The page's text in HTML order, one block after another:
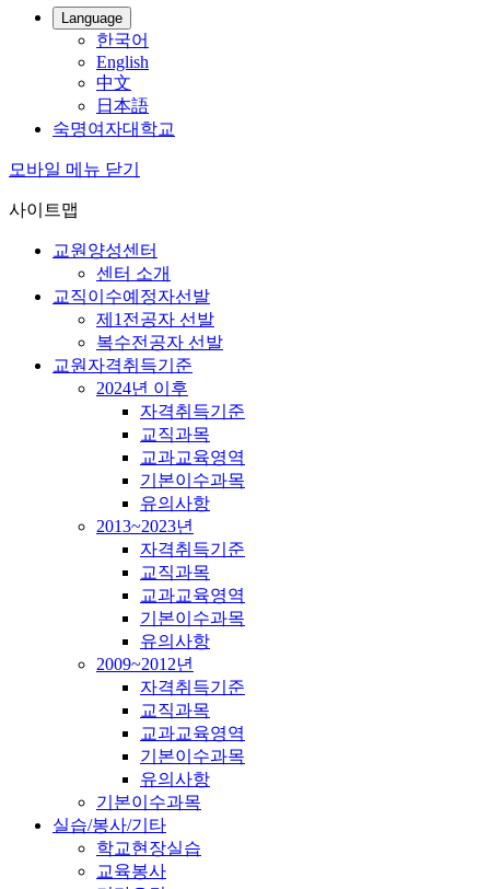
Language
한국어
English
中文
日本語
숙명여자대학교
모바일 메뉴 닫기
사이트맵
교원양성센터
센터 소개
교직이수예정자선발
제1전공자 선발
복수전공자 선발
교원자격취득기준
2024년 이후
자격취득기준
교직과목
교과교육영역
기본이수과목
유의사항
2013~2023년
자격취득기준
교직과목
교과교육영역
기본이수과목
유의사항
2009~2012년
자격취득기준
교직과목
교과교육영역
기본이수과목
유의사항
기본이수과목
실습/봉사/기타
학교현장실습
교육봉사